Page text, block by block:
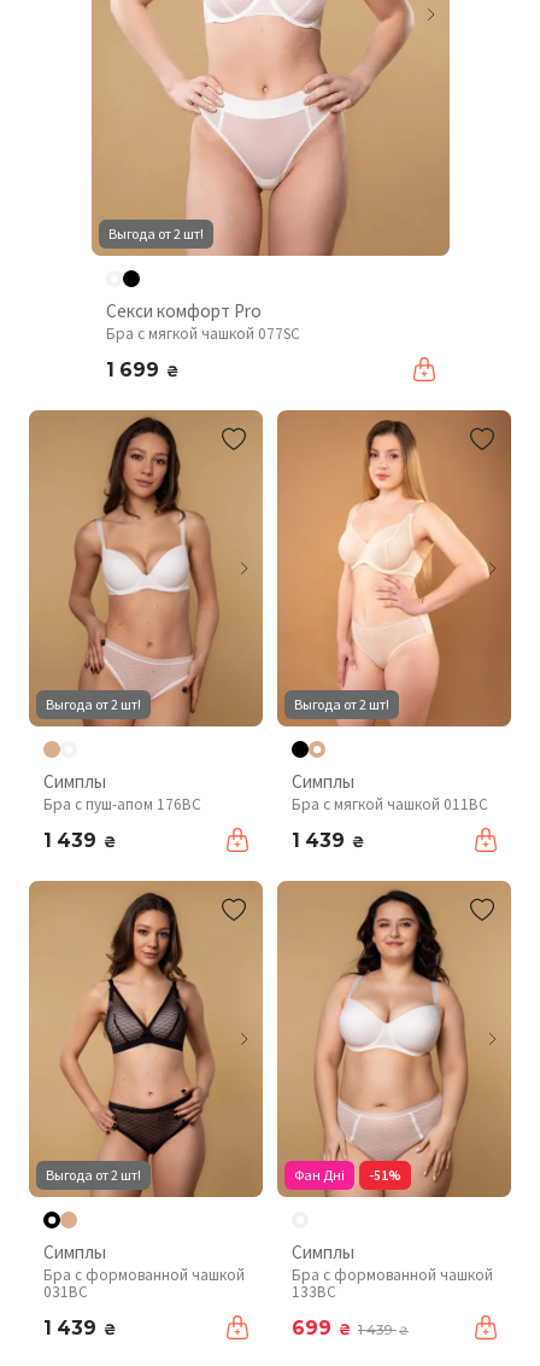
Выгода от 2 шт!
Секси комфорт Pro
Бра с мягкой чашкой 077SC
1 699 ₴
Выгода от 2 шт!
Симплы
Бра с пуш-апом 176BC
1 439 ₴
Выгода от 2 шт!
Симплы
Бра с мягкой чашкой 011BC
1 439 ₴
Выгода от 2 шт!
Симплы
Бра с формованной чашкой
031BC
1 439 ₴
Фан Дні -51%
Симплы
Бра с формованной чашкой
133BC
699 ₴ 1 439₴